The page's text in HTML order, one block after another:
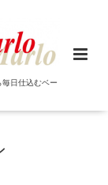
日仕込むベー